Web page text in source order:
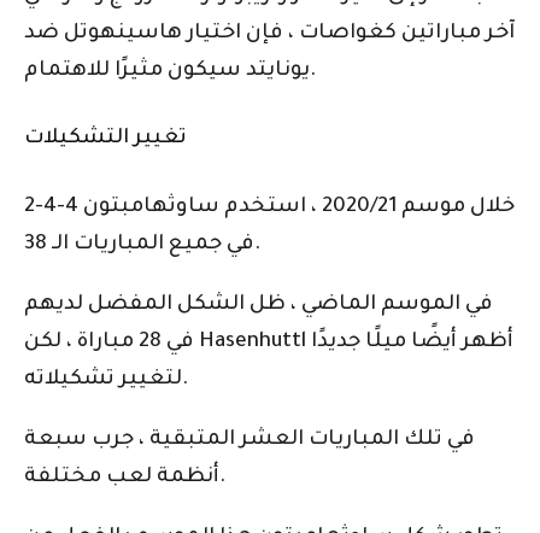
آخر مباراتين كغواصات ، فإن اختيار هاسينهوتل ضد
يونايتد سيكون مثيرًا للاهتمام.
تغيير التشكيلات
خلال موسم 2020/21 ، استخدم ساوثهامبتون 4-4-2
في جميع المباريات الـ 38.
في الموسم الماضي ، ظل الشكل المفضل لديهم
في 28 مباراة ، لكن Hasenhuttl أظهر أيضًا ميلًا جديدًا
لتغيير تشكيلاته.
في تلك المباريات العشر المتبقية ، جرب سبعة
أنظمة لعب مختلفة.